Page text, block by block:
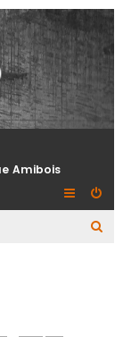
Amibois